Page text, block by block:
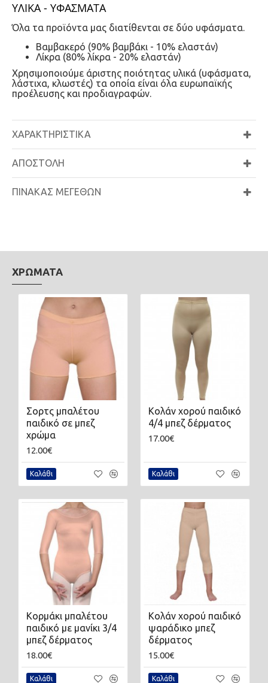
ΥΛΙΚΑ - ΥΦΑΣΜΑΤΑ
Όλα τα προϊόντα μας διατίθενται σε δύο υφάσματα.
Βαμβακερό (90% βαμβάκι - 10% ελαστάν)
Λίκρα (80% λίκρα - 20% ελαστάν)
Χρησιμοποιούμε άριστης ποιότητας υλικά (υφάσματα,
λάστιχα, κλωστές) τα οποία είναι όλα ευρωπαϊκής
προέλευσης και προδιαγραφών.
ΧΑΡΑΚΤΗΡΙΣΤΙΚΑ
ΑΠΟΣΤΟΛΉ
ΠΙΝΑΚΑΣ ΜΕΓΕΘΩΝ
ΧΡΩΜΑΤΑ
Σορτς μπαλέτου
παιδικό σε μπεζ
χρώμα
12.00€
Καλάθι
Κολάν χορού παιδικό
4/4 μπεζ δέρματος
17.00€
Καλάθι
Κορμάκι μπαλέτου
παιδικό με μανίκι 3/4
μπεζ δέρματος
18.00€
Καλάθι
Κολάν χορού παιδικό
ψαράδικο μπεζ
δέρματος
15.00€
Καλάθι